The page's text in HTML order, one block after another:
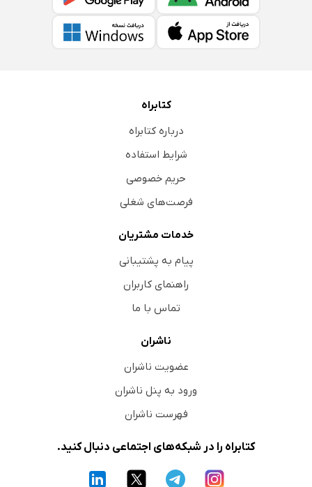
کتابراه
درباره کتابراه
شرایط استفاده
حریم خصوصی
فرصت‌های شغلی
خدمات مشتریان
پیام به پشتیبانی
راهنمای کاربران
تماس با ما
ناشران
عضویت ناشران
ورود به پنل ناشران
فهرست ناشران
کتابراه را در شبکه‌های اجتماعی دنبال کنید.